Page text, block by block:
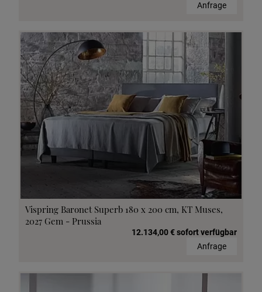
Anfrage
Vispring Baronet Superb 180 x 200 cm, KT Muses,
2027 Gem - Prussia
12.134,00 € sofort verfügbar
Anfrage